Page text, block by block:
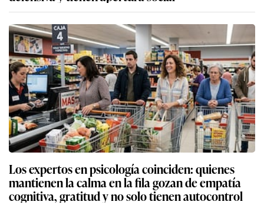
Los expertos en psicología coinciden: quienes
mantienen la calma en la fila gozan de empatía
cognitiva, gratitud y no solo tienen autocontrol